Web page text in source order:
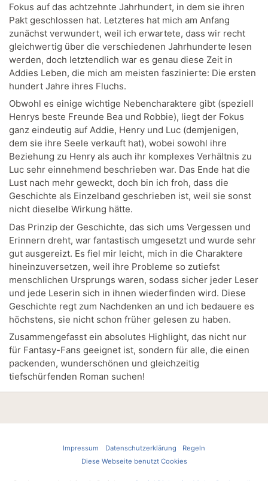
Fokus auf das achtzehnte Jahrhundert, in dem sie ihren
Pakt geschlossen hat. Letzteres hat mich am Anfang
zunächst verwundert, weil ich erwartete, dass wir recht
gleichwertig über die verschiedenen Jahrhunderte lesen
werden, doch letztendlich war es genau diese Zeit in
Addies Leben, die mich am meisten faszinierte: Die ersten
hundert Jahre ihres Fluchs.
Obwohl es einige wichtige Nebencharaktere gibt (speziell
Henrys beste Freunde Bea und Robbie), liegt der Fokus
ganz eindeutig auf Addie, Henry und Luc (demjenigen,
dem sie ihre Seele verkauft hat), wobei sowohl ihre
Beziehung zu Henry als auch ihr komplexes Verhältnis zu
Luc sehr einnehmend beschrieben war. Das Ende hat die
Lust nach mehr geweckt, doch bin ich froh, dass die
Geschichte als Einzelband geschrieben ist, weil sie sonst
nicht dieselbe Wirkung hätte.
Das Prinzip der Geschichte, das sich ums Vergessen und
Erinnern dreht, war fantastisch umgesetzt und wurde sehr
gut ausgereizt. Es fiel mir leicht, mich in die Charaktere
hineinzuversetzen, weil ihre Probleme so zutiefst
menschlichen Ursprungs waren, sodass sicher jeder Leser
und jede Leserin sich in ihnen wiederfinden wird. Diese
Geschichte regt zum Nachdenken an und ich bedauere es
höchstens, sie nicht schon früher gelesen zu haben.
Zusammengefasst ein absolutes Highlight, das nicht nur
für Fantasy-Fans geeignet ist, sondern für alle, die einen
packenden, wunderschönen und gleichzeitig
tiefschürfenden Roman suchen!
Impressum Datenschutzerklärung
Regeln
Diese Webseite benutzt Cookies